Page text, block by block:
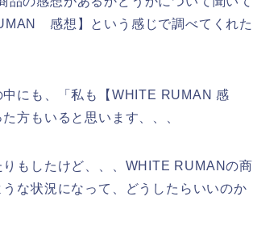
感想】という感じで調べてくれた
にも、「私も【WHITE RUMAN 感
方もいると思います、、、
もしたけど、、、WHITE RUMANの商
な状況になって、どうしたらいいのか